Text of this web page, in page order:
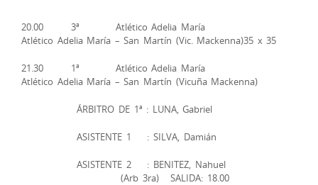
20.00 3ª Atlético Adelia María
Atlético Adelia María – San Martín (Vic. Mackenna)35 x 35
21.30 1ª Atlético Adelia María
Atlético Adelia María – San Martín (Vicuña Mackenna)
ÁRBITRO DE 1ª : LUNA, Gabriel
ASISTENTE 1 : SILVA, Damián
ASISTENTE 2 : BENITEZ, Nahuel
(Arb 3ra) SALIDA: 18.00